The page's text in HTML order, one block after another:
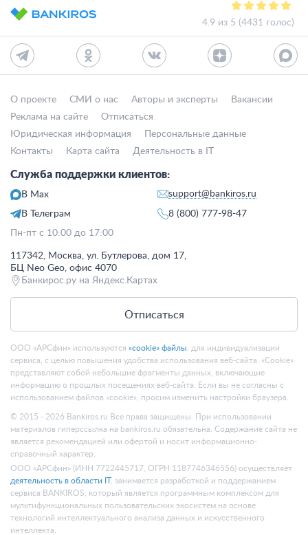
4.9 из 5 (4431 голос)
О проекте СМИ о нас Авторы и эксперты
Вакансии
Реклама на сайте
Отписаться
Юридическая информация
Персональные данные
Контакты
Карта сайта Деятельность в IT
Служба поддержки клиентов:
В Max
В Телеграм
support@bankiros.ru
8 (800) 777-98-47
Пн-пт с 10:00 до 17:00
117342, Москва, ул. Бутлерова, дом 17,
БЦ Neo Geo, офис 4070
Банкирос.ру на Яндекс.Картах
Отписаться
ООО «АРСфин» используются «cookie» файлы , для индивидуализации
сервиса, с целью повышения удобства использования веб-сайта. «Cookie»
представляют собой небольшие фрагменты данных, включающие
информацию о прошлых посещениях веб-сайта. Если вы не согласны с
использованием файлов «cookie», просим изменить настройки браузера.
© 2015 - 2026 Bankiros.ru Все права защищены. При использовании
материалов гиперссылка на bankiros.ru обязательна. Содержание сайта не
является рекомендацией или офертой и носит информационно-
справочный характер.
ООО «АРСфин» (ИНН 7722445717, ОГРН 1187746346556) осуществляет
деятельность в области IT, занимается разработкой и поддержанием
сервиса BANKIROS, который является программным комплексом для
мультифункциональных пользовательских экосистем на основе
технологий интеллектуального анализа данных и искусственного
интеллекта.